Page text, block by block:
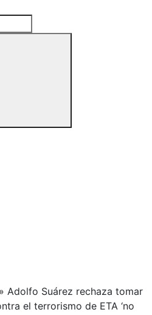
» Adolfo Suárez rechaza tomar
el terrorismo de ETA ‘no